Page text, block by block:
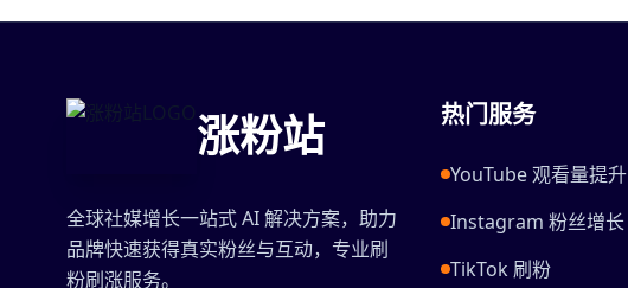
涨粉站
全球社媒增长一站式 AI 解决方案，助力
品牌快速获得真实粉丝与互动，专业刷
粉刷涨服务。
热门服务
YouTube 观看量提升
Instagram 粉丝增长
TikTok 刷粉